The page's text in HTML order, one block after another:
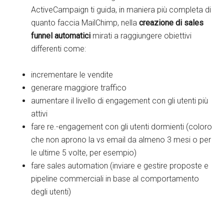
ActiveCampaign ti guida, in maniera più completa di
quanto faccia MailChimp, nellacreazione di sales
funnel automatici mirati a raggiungere obiettivi
differenti come:
incrementare le vendite
generare maggiore traffico
aumentare il livello di engagement con gli utenti più
attivi
fare re.-engagement con gli utenti dormienti (coloro
che non aprono la vs email da almeno 3 mesi o per
le ultime 5 volte, per esempio)
fare sales automation (inviare e gestire proposte e
pipeline commerciali in base al comportamento
degli utenti)